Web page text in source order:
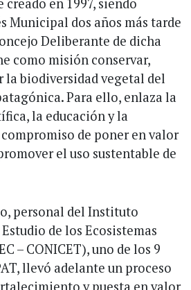
en 1997, siendo
Municipal dos años más tarde
Deliberante de dicha
como misión conservar,
la biodiversidad vegetal del
Para ello, enlaza la
la educación y la
de poner en valor
el uso sustentable de
personal del Instituto
de los Ecosistemas
– CONICET), uno de los 9
llevó adelante un proceso
y puesta en valor